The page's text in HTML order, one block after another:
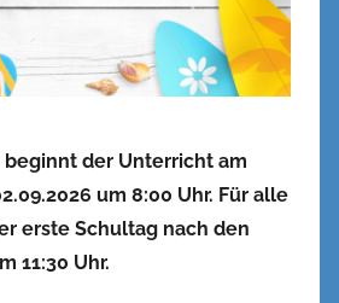
beginnt der Unterricht am
um 8:00 Uhr. Für alle
erste Schultag nach den
11:30 Uhr.